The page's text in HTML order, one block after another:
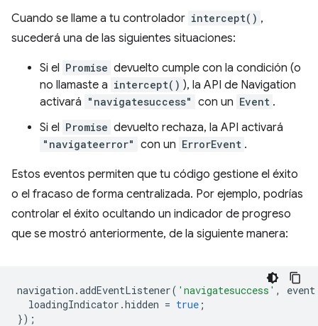
Cuando se llame a tu controlador intercept() ,
sucederá una de las siguientes situaciones:
Si el Promise devuelto cumple con la condición (o
no llamaste a intercept() ), la API de Navigation
activará "navigatesuccess" con un Event .
Si el Promise devuelto rechaza, la API activará
"navigateerror" con un ErrorEvent .
Estos eventos permiten que tu código gestione el éxito
o el fracaso de forma centralizada. Por ejemplo, podrías
controlar el éxito ocultando un indicador de progreso
que se mostró anteriormente, de la siguiente manera:
navigation .addEventListener( 'navigatesuccess' ,
event
loadingIndicator .hidden = true ;
});